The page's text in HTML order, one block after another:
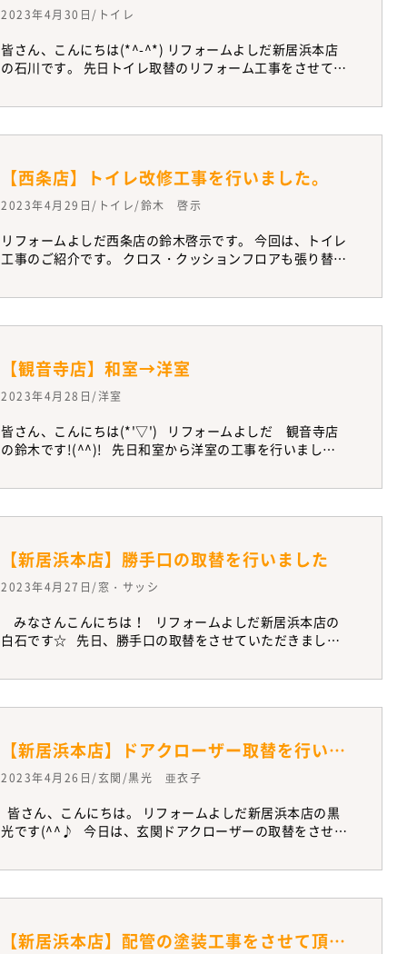
2023年4月30日/トイレ
皆さん、こんにちは(*^-^*) リフォームよしだ新居浜本店
の石川です。 先日トイレ取替のリフォーム工事をさせて頂
機能的にもGOOD！！ 〈BEFOR〉 〈AFTER〉 今回、お客
ットのトイレ交換ができ喜んで頂けました(*´▽｀*) 小さ
♡【西条店】トイレ改修工事を行いました。
2023年4月29日/トイレ/鈴木 啓示
リフォームよしだ西条店の鈴木啓示です。 今回は、トイレ
工事のご紹介です。 クロス・クッションフロアも張り替え
巻き器も付けて機能性もアップさせたトイレに仕上がりま
いのも朝から夕方までです。
【観音寺店】和室→洋室
2023年4月28日/洋室
皆さん、こんにちは(*'▽') リフォームよしだ 観音寺店
の鈴木です!(^^)! 先日和室から洋室の工事を行いまし
ロスにしたりという内容です(^^♪ 和モダンな仕上がりに
【新居浜本店】勝手口の取替を行いました
2023年4月27日/窓・サッシ
白石です☆ 先日、勝手口の取替をさせていただきまし
(*'▽') 採風タイプになってるので鍵を閉めたままの換気
もありますので お気軽にご相談ください（´-`）.。oO
【新居浜本店】ドアクローザー取替を行いました
2023年4月26日/玄関/黒光 亜衣子
光です(^^♪ 今日は、玄関ドアクローザーの取替をさせて
まっていて、 ビスを取り付けようにもビス穴がなくなって
た。 調整も含め15分程で取替えが終わり、さすが職人さ
など、小さな工事もお気軽にお問い合わせください。 【新居浜本店】配管の塗装工事をさせて頂きました。